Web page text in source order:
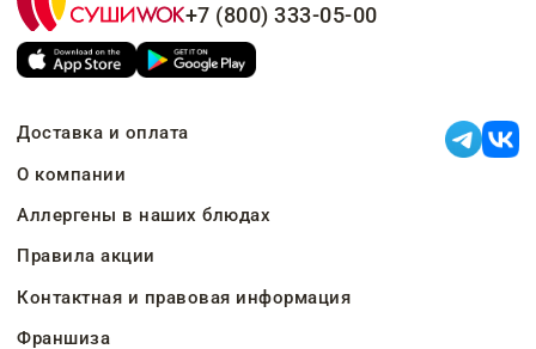
+7 (800) 333-05-00
Доставка и оплата
О компании
Аллергены в наших блюдах
Правила акции
Контактная и правовая информация
Франшиза